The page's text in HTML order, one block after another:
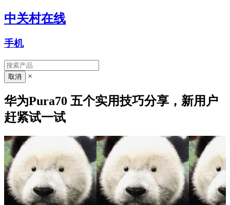
中关村在线
手机
×
华为Pura70 五个实用技巧分享，新用户
赶紧试一试